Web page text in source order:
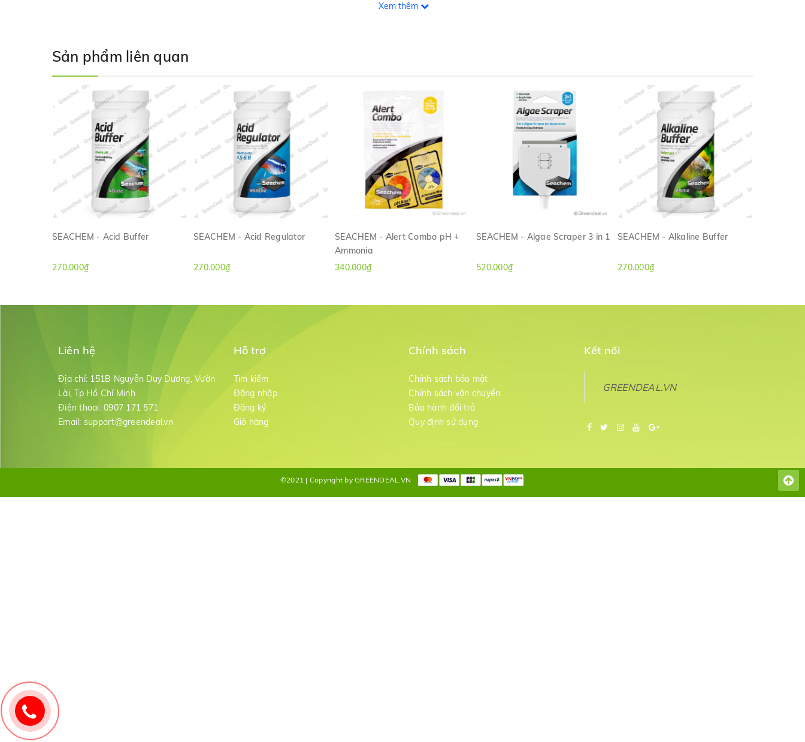
Xem thêm
Sản phẩm liên quan
SEACHEM - Acid Buffer
270.000₫
SEACHEM - Acid Regulator
270.000₫
SEACHEM - Alert Combo pH +
Ammonia
340.000₫
SEACHEM - Algae Scraper 3 in 1
520.000₫
SEACHEM - Alkaline Buffer
270.000₫
Liên hệ
Địa chỉ: 151B Nguyễn Duy Dương, Vườn
Lài, Tp Hồ Chí Minh
Điện thoại: 0907 171 571
Email: support@greendeal.vn
Hỗ trợ
Tìm kiếm
Đăng nhập
Đăng ký
Giỏ hàng
Chính sách
Chính sách bảo mật
Chính sách vận chuyển
Bảo hành đổi trả
Quy định sử dụng
Kết nối
GREENDEAL.VN
©2021 | Copyright by GREENDEAL.VN
0907171571